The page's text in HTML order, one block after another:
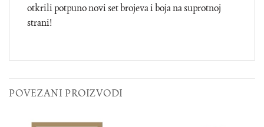
otkrili potpuno novi set brojeva i boja na suprotnoj
strani!
POVEZANI PROIZVODI